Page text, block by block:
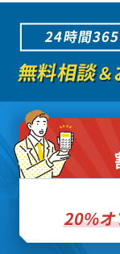
24時間
無料相談＆
20%オ